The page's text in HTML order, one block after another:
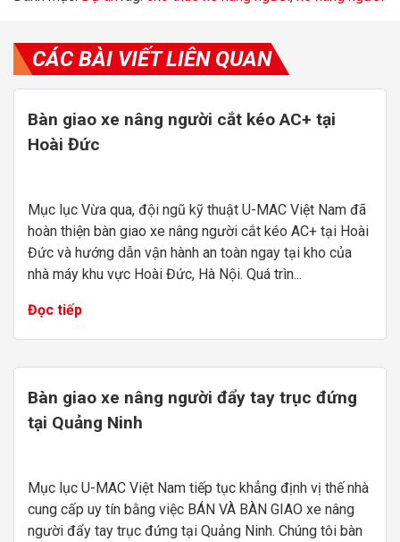
CÁC BÀI VIẾT LIÊN QUAN
Bàn giao xe nâng người cắt kéo AC+ tại
Hoài Đức
Mục lục Vừa qua, đội ngũ kỹ thuật U-MAC Việt Nam đã
hoàn thiện bàn giao xe nâng người cắt kéo AC+ tại Hoài
Đức và hướng dẫn vận hành an toàn ngay tại kho của
nhà máy khu vực Hoài Đức, Hà Nội. Quá trìn...
Đọc tiếp
Bàn giao xe nâng người đẩy tay trục đứng
tại Quảng Ninh
Mục lục U-MAC Việt Nam tiếp tục khẳng định vị thế nhà
cung cấp uy tín bằng việc BÁN VÀ BÀN GIAO xe nâng
người đẩy tay trục đứng tại Quảng Ninh. Chúng tôi bàn